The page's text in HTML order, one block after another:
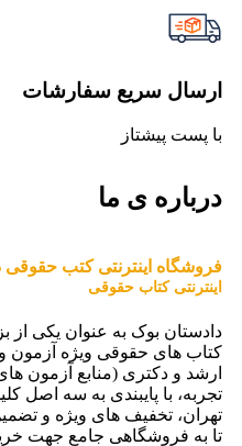
ارسال سریع سفارشات
با پست پیشتاز
درباره ی ما
فروشگاه اینترنتی کتب حقوقی
اینترنتی کتاب حقوقی
دادستان بوک به عنوان یکی از
کتاب های حقوقی ویژه آزمون
ارشد و دکتری (منابع آزمون
تجربه، با پایبندی به سه اصل
تهران، تخفیف های ویژه و
تا به فروشگاهی جامع جهت